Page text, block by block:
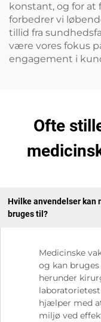
konstant, og for
forbedrer vi
tillid fra
være vores fokus
engagement i
Ofte
Hvilke anvendelser kan
bruges til?
Medicinske
og kan
herunder
hjælper med
miljø ved